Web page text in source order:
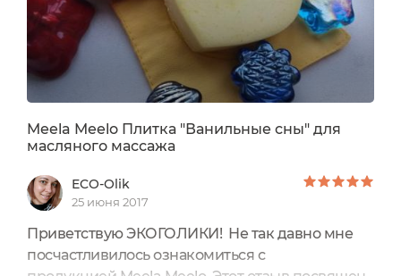
Meela Meelo Плитка "Ванильные сны" для
масляного массажа
ECO-Olik
25 июня 2017
Приветствую ЭКОГОЛИКИ! Не так давно мне
посчастливилось ознакомиться с